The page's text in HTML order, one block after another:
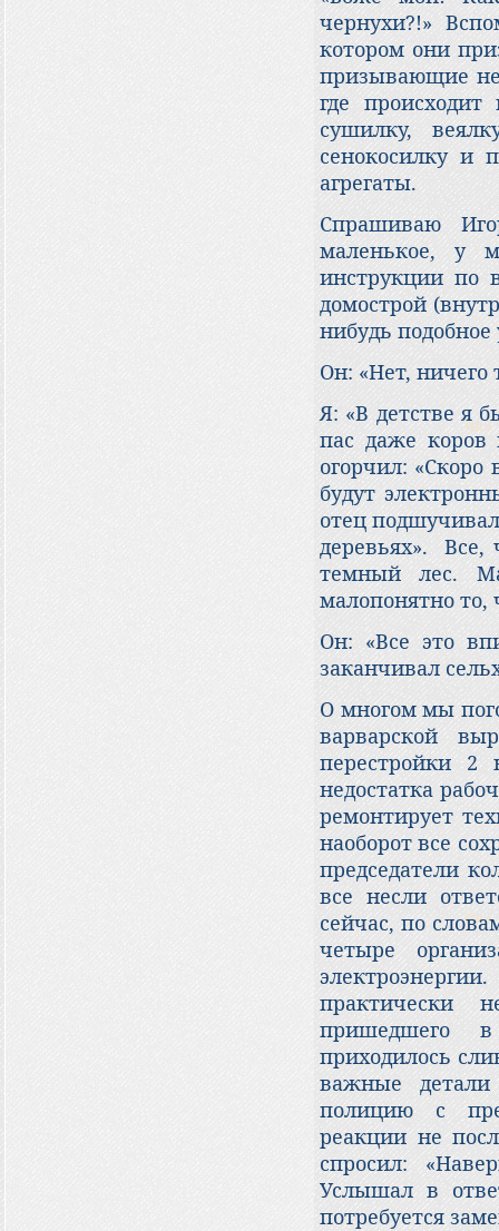
чернухи?!»
котором они
призывающие
где
сушилку,
сенокосилку и
агрегаты.
Спрашиваю
маленькое, у
инструкции по
домострой
нибудь подобное
Он: «Нет, ничего
Я: «В детстве я
пас даже коров
огорчил: «Скоро
будут
отец
деревьях». Все,
темный лес.
малопонятно то,
Он: «Все это
заканчивал
О многом мы
варварской
перестройки
недостатка
ремонтирует
наоборот все
председатели
все несли
сейчас, по
четыре
практически
пришедшего в
приходилось
важные детали
полицию с
реакции не
спросил:
Услышал в
потребуется